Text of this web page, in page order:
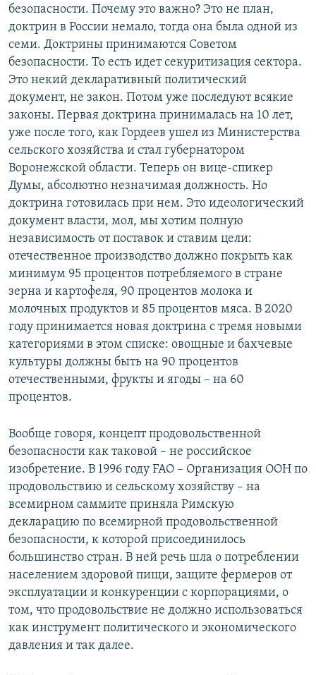
безопасности. Почему это важно? Это не план,
доктрин в России немало, тогда она была одной из
семи. Доктрины принимаются Советом
безопасности. То есть идет секуритизация сектора.
Это некий декларативный политический
документ, не закон. Потом уже последуют всякие
законы. Первая доктрина принималась на 10 лет,
уже после того, как Гордеев ушел из Министерства
сельского хозяйства и стал губернатором
Воронежской области. Теперь он вице-спикер
Думы, абсолютно незначимая должность. Но
доктрина готовилась при нем. Это идеологический
документ власти, мол, мы хотим полную
независимость от поставок и ставим цели:
отечественное производство должно покрыть как
минимум 95 процентов потребляемого в стране
зерна и картофеля, 90 процентов молока и
молочных продуктов и 85 процентов мяса. В 2020
году принимается новая доктрина с тремя новыми
категориями в этом списке: овощные и бахчевые
культуры должны быть на 90 процентов
отечественными, фрукты и ягоды – на 60
процентов.
Вообще говоря, концепт продовольственной
безопасности как таковой – не российское
изобретение. В 1996 году FAO – Организация ООН по
продовольствию и сельскому хозяйству – на
всемирном саммите приняла Римскую
декларацию по всемирной продовольственной
безопасности, к которой присоединилось
большинство стран. В ней речь шла о потреблении
населением здоровой пищи, защите фермеров от
эксплуатации и конкуренции с корпорациями, о
том, что продовольствие не должно использоваться
как инструмент политического и экономического
давления и так далее.